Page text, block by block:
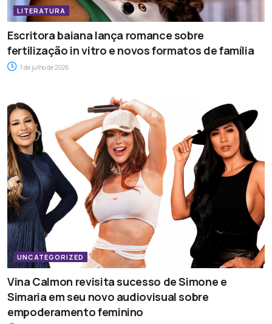
LITERATURA
Escritora baiana lança romance sobre
fertilização in vitro e novos formatos de família
7 de julho de 2026
UNCATEGORIZED
Vina Calmon revisita sucesso de Simone e
Simaria em seu novo audiovisual sobre
empoderamento feminino